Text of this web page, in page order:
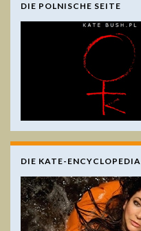
DIE POLNISCHE SEITE
DIE KATE-ENCYCLOPEDIA